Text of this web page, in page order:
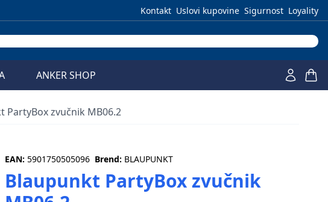
Kontakt Uslovi kupovine Sigurnost Loyality
ANKER SHOP
PartyBox zvučnik MB06.2
EAN: 5901750505096 Brend: BLAUPUNKT
Blaupunkt PartyBox zvučnik